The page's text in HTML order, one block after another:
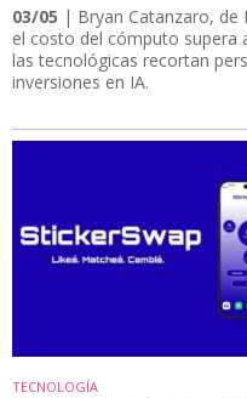
03/05 | Bryan Catanzaro, de
el costo del cómputo supera
las tecnológicas recortan
inversiones en IA.
TECNOLOGÍA